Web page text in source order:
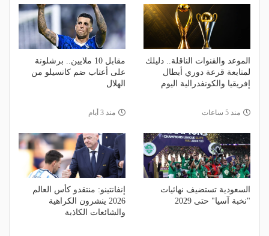
الموعد والقنوات الناقلة.. دليلك
لمتابعة قرعة دوري أبطال
إفريقيا والكونفدرالية اليوم
منذ 5 ساعات
مقابل 10 ملايين.. برشلونة
على أعتاب ضم كانسيلو من
الهلال
منذ 3 أيام
السعودية تستضيف نهائيات
"نخبة آسيا" حتى 2029
إنفانتينو: منتقدو كأس العالم
2026 ينشرون الكراهية
والشائعات الكاذبة